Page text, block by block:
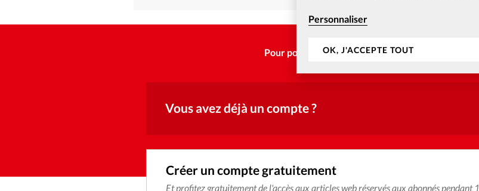
Personnaliser
OK, J'ACCEPTE TOUT
Pour poursuivre la lecture, choisissez une des
Vous avez déjà un compte ?
Créer un compte gratuitement
Et profitez gratuitement de l'accès aux articles web réservés aux abonnés pendant